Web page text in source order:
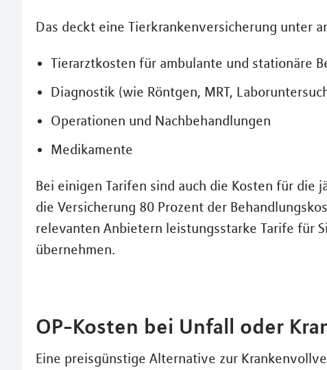
Das deckt eine Tierkrankenversicherung unter
Tierarztkosten für ambulante und stationäre
Diagnostik (wie Röntgen, MRT,
Operationen und Nachbehandlungen
Medikamente
Bei einigen Tarifen sind auch die Kosten für
die Versicherung 80 Prozent der
relevanten Anbietern leistungsstarke Tarife für
übernehmen.
OP-Kosten bei Unfall oder
Eine preisgünstige Alternative zur